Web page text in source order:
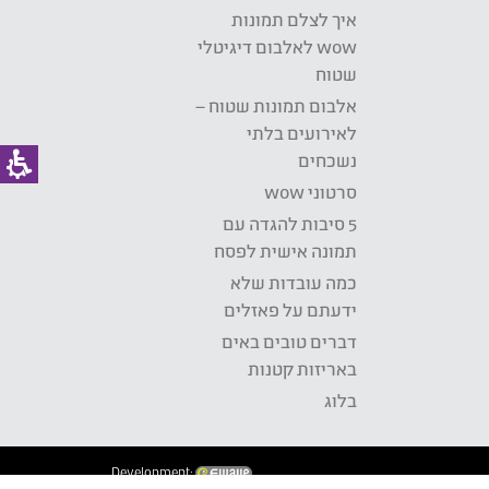
איך לצלם תמונות
wow לאלבום דיגיטלי
שטוח
אלבום תמונות שטוח –
לאירועים בלתי
נשכחים
סרטוני wow
5 סיבות להגדה עם
תמונה אישית לפסח
כמה עובדות שלא
ידעתם על פאזלים
דברים טובים באים
באריזות קטנות
בלוג
Development: